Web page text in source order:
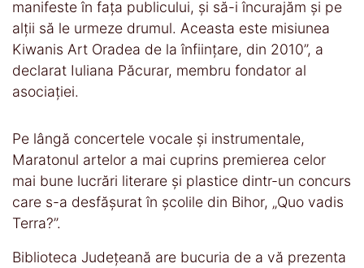
manifeste în fața publicului, și să-i încurajăm și pe
alții să le urmeze drumul. Aceasta este misiunea
Kiwanis Art Oradea de la înființare, din 2010”, a
declarat Iuliana Păcurar, membru fondator al
asociației.
Pe lângă concertele vocale și instrumentale,
Maratonul artelor a mai cuprins premierea celor
mai bune lucrări literare și plastice dintr-un concurs
care s-a desfășurat în școlile din Bihor, „Quo vadis
Terra?”.
Biblioteca Județeană are bucuria de a vă prezenta